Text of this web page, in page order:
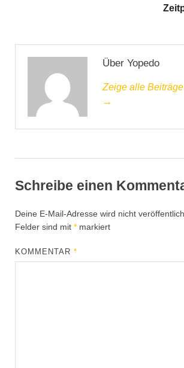
Über Yopedo
Zeige alle
→
Schreibe einen
Deine E-Mail-Adresse wird nicht
Felder sind mit * markiert
KOMMENTAR*